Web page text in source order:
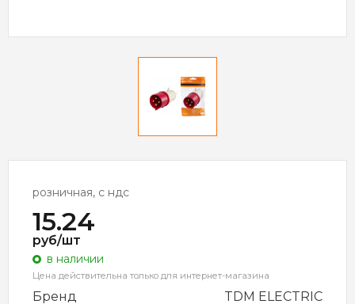
розничная, с ндс
15.24
руб/шт
в наличии
Цена действительна только для интернет-магазина
Бренд
TDM ELECTRIC